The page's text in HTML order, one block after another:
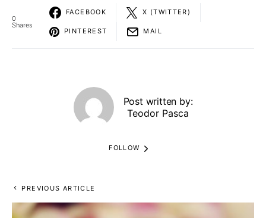
0
Shares
FACEBOOK X (TWITTER)
PINTEREST MAIL
Post written by:
Teodor Pasca
FOLLOW
PREVIOUS ARTICLE